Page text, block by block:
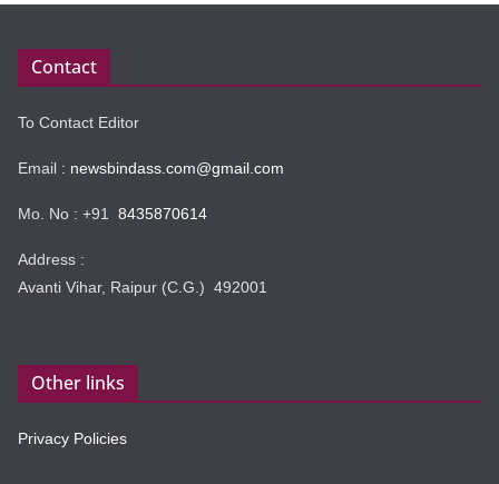
Contact
To Contact Editor
Email : newsbindass.com@gmail.com
Mo. No : +91 8435870614
Address :
Avanti Vihar, Raipur (C.G.) 492001
Other links
Privacy Policies